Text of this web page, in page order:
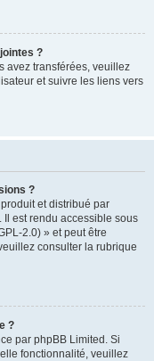
?
avez transférées, veuillez
et suivre les liens vers
?
et distribué par
est rendu accessible sous
2.0) » et peut être
consulter la rubrique
?
par phpBB Limited. Si
fonctionnalité, veuillez